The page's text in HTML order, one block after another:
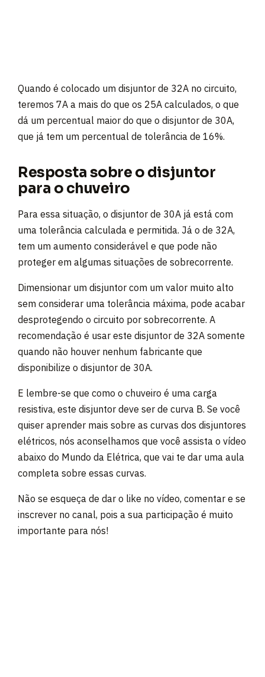
Quando é colocado um disjuntor de 32A no circuito,
teremos 7A a mais do que os 25A calculados, o que
dá um percentual maior do que o disjuntor de 30A,
que já tem um percentual de tolerância de 16%.
Resposta sobre o disjuntor
para o chuveiro
Para essa situação, o disjuntor de 30A já está com
uma tolerância calculada e permitida. Já o de 32A,
tem um aumento considerável e que pode não
proteger em algumas situações de sobrecorrente.
Dimensionar um disjuntor com um valor muito alto
sem considerar uma tolerância máxima, pode acabar
desprotegendo o circuito por sobrecorrente. A
recomendação é usar este disjuntor de 32A somente
quando não houver nenhum fabricante que
disponibilize o disjuntor de 30A.
E lembre-se que como o chuveiro é uma carga
resistiva, este disjuntor deve ser de curva B. Se você
quiser aprender mais sobre as curvas dos disjuntores
elétricos, nós aconselhamos que você assista o vídeo
abaixo do Mundo da Elétrica, que vai te dar uma aula
completa sobre essas curvas.
Não se esqueça de dar o like no vídeo, comentar e se
inscrever no canal, pois a sua participação é muito
importante para nós!